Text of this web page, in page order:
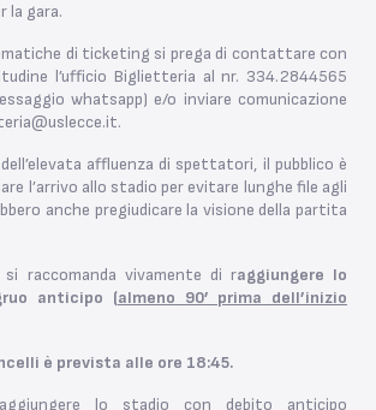
la gara.
di ticketing si prega di contattare con
l’ufficio Biglietteria al nr. 334.2844565
whatsapp) e/o inviare comunicazione
affluenza di spettatori, il pubblico è
l’arrivo allo stadio per evitare lunghe file agli
anche pregiudicare la visione della partita
raccomanda vivamente di raggiungere lo
anticipo (almeno 90’ prima dell’inizio
è prevista alle ore 18:45.
lo stadio con debito anticipo